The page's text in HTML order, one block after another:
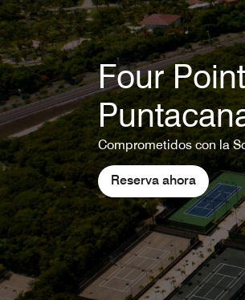
Four
Comprometidos con la
Reserva ahora